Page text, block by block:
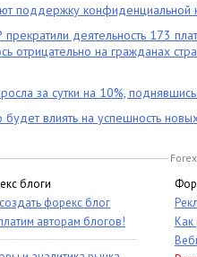
поддержку конфиденциальной
деятельность 173
отрицательно на гражданах
за сутки на 10%,
влиять на успешность
блоги
форекс блог
авторам блогов!
Как